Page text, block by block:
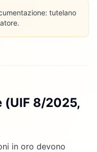
tutelano
(UIF 8/2025,
in oro devono